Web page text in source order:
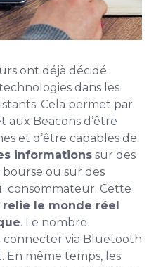
ont déjà décidé
dans les
Cela permet par
aux Beacons d’être
et d’être capables de
informations sur des
ou sur des
consommateur. Cette
relie le monde réel
. Le nombre
connecter via Bluetooth
même temps, les